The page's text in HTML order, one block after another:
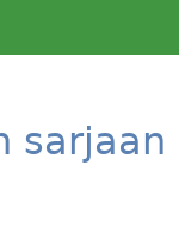
sarjaan